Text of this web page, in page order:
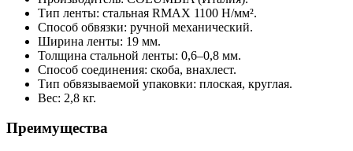
Тип ленты: стальная RMAX 1100 H/мм².
Способ обвязки: ручной механический.
Ширина ленты: 19 мм.
Толщина стальной ленты: 0,6–0,8 мм.
Способ соединения: скоба, внахлест.
Тип обвязываемой упаковки: плоская, круглая.
Вес: 2,8 кг.
Преимущества